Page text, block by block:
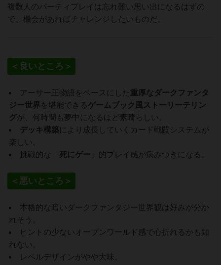
複数人のパーティプレイは忘れ難い思い出になるはずの
で、機会があればチャレンジしたいものだ。
＜良いところ＞
アーサー王物語をベースにした 重厚なダークファンタ
ジー世界 を堪能できるゲームブック風ストーリーテリン
グが、何時間も夢中になるほど素晴らしい。
デッキ構築により成長していくカード戦闘システムが
楽しい。
挑戦的な「 死にゲー 」的プレイ感が病みつきになる。
＜悪いところ＞
本格的な暗いダークファンタジー世界観は好みが分か
れそう。
ヒントの少ないオープンワールド感で心折れるかも知
れない。
レベルデザインがやや大味。